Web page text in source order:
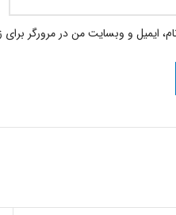
ایمیل و وبسایت من در مرورگر